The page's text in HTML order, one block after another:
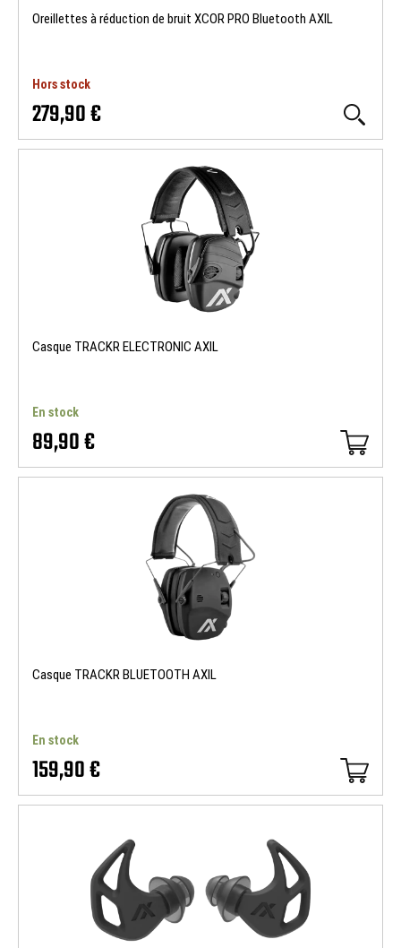
Oreillettes à réduction de bruit XCOR PRO Bluetooth AXIL
Hors stock
279,90 €
Casque TRACKR ELECTRONIC AXIL
En stock
89,90 €
Casque TRACKR BLUETOOTH AXIL
En stock
159,90 €